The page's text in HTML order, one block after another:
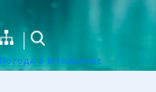
Погода в Мурманске